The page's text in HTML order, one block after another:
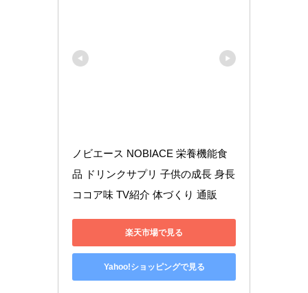
ノビエース NOBIACE 栄養機能食
品 ドリンクサプリ 子供の成長 身長
ココア味 TV紹介 体づくり 通販
楽天市場で見る
Yahoo!ショッピングで見る